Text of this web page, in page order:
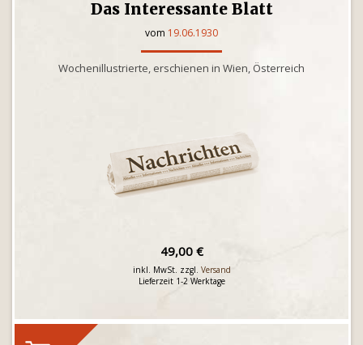
Das Interessante Blatt
vom 19.06.1930
Wochenillustrierte, erschienen in Wien, Österreich
49,00 €
inkl. MwSt. zzgl. Versand
Lieferzeit 1-2 Werktage